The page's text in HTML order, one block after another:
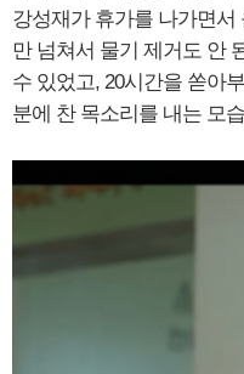
강성재가 휴가를 나가면
만 넘쳐서 물기 제거도 안
수 있었고, 20시간을 쏟아
분에 찬 목소리를 내는 모